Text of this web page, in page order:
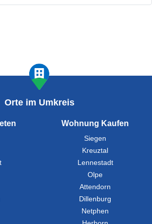
Orte im Umkreis
Wohnung Kaufen
Siegen
Kreuztal
Lennestadt
Olpe
Attendorn
Dillenburg
Netphen